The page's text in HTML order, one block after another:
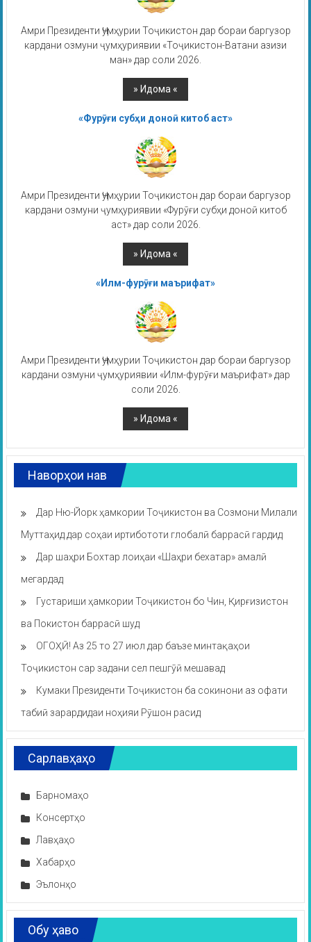
Амри Президенти Ҷумҳурии Тоҷикистон дар бораи баргузор
кардани озмуни ҷумҳуриявии «Тоҷикистон-Ватани азизи
ман» дар соли 2026.
«Фурӯғи субҳи доноӣ китоб аст»
Амри Президенти Ҷумҳурии Тоҷикистон дар бораи баргузор
кардани озмуни ҷумҳуриявии «Фурӯғи субҳи доноӣ китоб
аст» дар соли 2026.
«Илм-фурӯғи маърифат»
Амри Президенти Ҷумҳурии Тоҷикистон дар бораи баргузор
кардани озмуни ҷумҳуриявии «Илм-фурӯғи маърифат» дар
соли 2026.
Наворҳои нав
Дар Ню-Йорк ҳамкории Тоҷикистон ва Созмони Милали
Муттаҳид дар соҳаи иртибототи глобалӣ баррасӣ гардид
Дар шаҳри Бохтар лоиҳаи «Шаҳри бехатар» амалӣ
мегардад
Густариши ҳамкории Тоҷикистон бо Чин, Қирғизистон
ва Покистон баррасӣ шуд
ОГОҲӢ! Аз 25 то 27 июл дар баъзе минтақаҳои
Тоҷикистон сар задани сел пешгӯӣ мешавад
Кумаки Президенти Тоҷикистон ба сокинони аз офати
табиӣ зарардидаи ноҳияи Рӯшон расид
Сарлавҳаҳо
Барномаҳо
Консертҳо
Лавҳаҳо
Хабарҳо
Эълонҳо
Обу ҳаво